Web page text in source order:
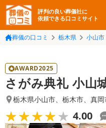
評判の良い葬儀社に
依頼できる口コミサイト
葬儀の口コミ 栃木県 小山市
AWARD2025
さがみ典礼 小山
栃木県小山市、 栃木市、 真
★★★★★
★★★★★ 4.00